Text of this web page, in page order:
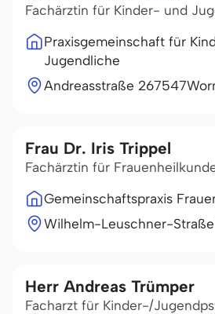
Fachärztin für Kinder- und
Praxisgemeinschaft für
Jugendliche
Andreasstraße 267547
Frau Dr. Iris Trippel
Fachärztin für
Gemeinschaftspraxis
Wilhelm-Leuschner-Straße
Herr Andreas Trümper
Facharzt für Kinder-/